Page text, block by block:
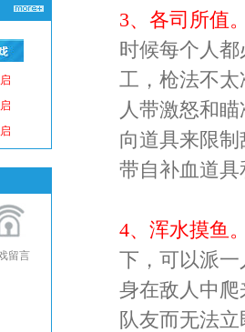
留言
3、各司所值
时候每个人
工，枪法不
人带激怒和
向道具来限
带自补血道具
4、浑水摸鱼
下，可以派
身在敌人中
队友而无法